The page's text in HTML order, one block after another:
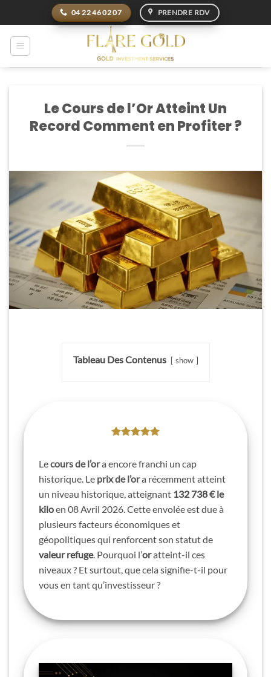
au
contenu
04 22 46 02 07 PRENDRE RDV
Le Cours de l’Or Atteint Un
Record Comment en Profiter ?
Tableau Des Contenus show
Lecours de l’ora encore franchi un cap
historique. Le prix de l’ora récemment atteint
un niveau historique, atteignant 132 738 € le
kiloen 08 Avril 2026. Cette envolée est due à
plusieurs facteurs économiques et
géopolitiques qui renforcent son statut de
valeur refuge. Pourquoi l’oratteint-il ces
niveaux ? Et surtout, que cela signifie-t-il pour
vous en tant qu’investisseur ?